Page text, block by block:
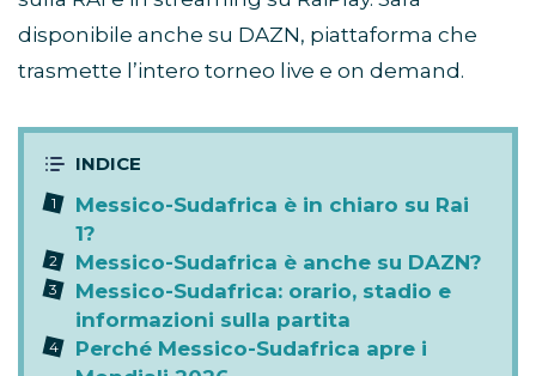
disponibile anche su DAZN, piattaforma che
trasmette l’intero torneo live e on demand.
Messico-Sudafrica è in chiaro su Rai
1?
Messico-Sudafrica è anche su DAZN?
Messico-Sudafrica: orario, stadio e
informazioni sulla partita
Perché Messico-Sudafrica apre i